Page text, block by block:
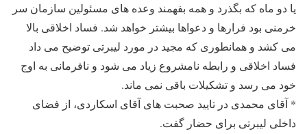
یا دو ماه که بگذرد و همه بفهمند وعده های مسئولین سازمان سر
خرمنی بود فرارها و دعواها بیشتر خواهد شد. فساد اخلاقی بالا
می کشد و همانطوری که مجید در مورد لیبرتی توضیح می داد
فساد اخلاقی و رابطه نامشروع زیاد می شود و نافرمانی به اوج
خود می رسد و تشکیلات باقی نمی ماند.
* آقای محمدی در تایید صحبت های آقای اسکاردی، از فضای
داخلی لیبرتی برای حضار گفت.